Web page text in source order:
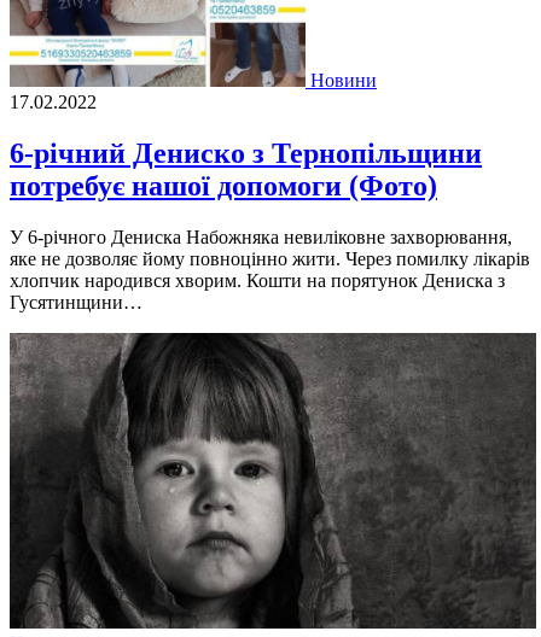
Новини
17.02.2022
6-річний Дениско з Тернопільщини
потребує нашої допомоги (Фото)
У 6-річного Дениска Набожняка невиліковне захворювання,
яке не дозволяє йому повноцінно жити. Через помилку лікарів
хлопчик народився хворим. Кошти на порятунок Дениска з
Гусятинщини…